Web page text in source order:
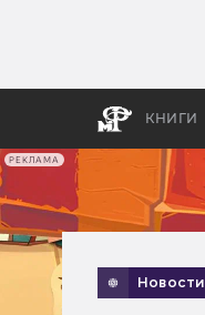
РЕКЛАМА
КНИГИ
Новости